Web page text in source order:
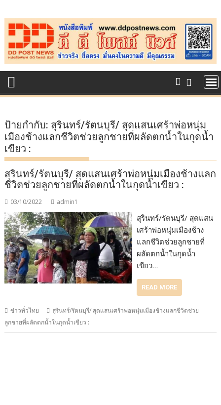
to
content
ป้ายกำกับ: สุรินทร์/รัตนบุรี/ สุดแสนเศร้าพ่อหนุ่ม
เมืองช้างแลกชีวิตช่วยลูกชายที่ผลัดตกน้ำในกุดน้ำ
เขียว :
สุรินทร์/รัตนบุรี/ สุดแสนเศร้าพ่อหนุ่มเมืองช้างแลก
ชีวิตช่วยลูกชายที่ผลัดตกน้ำในกุดน้ำเขียว :
03/10/2022 admin1
สุรินทร์/รัตนบุรี/ สุดแสน
เศร้าพ่อหนุ่มเมืองช้าง
แลกชีวิตช่วยลูกชายที่
ผลัดตกน้ำในกุดน้ำ
เขียว…
READ MORE
ข่าวทั่วไทย
สุรินทร์/รัตนบุรี/ สุดแสนเศร้าพ่อหนุ่มเมืองช้างแลกชีวิตช่วย
ลูกชายที่ผลัดตกน้ำในกุดน้ำเขียว :